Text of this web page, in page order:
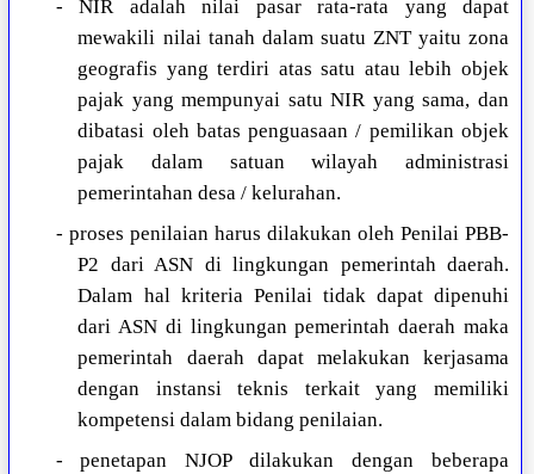
- NIR adalah nilai pasar rata-rata yang dapat
mewakili nilai tanah dalam suatu ZNT yaitu zona
geografis yang terdiri atas satu atau lebih objek
pajak yang mempunyai satu NIR yang sama, dan
dibatasi oleh batas penguasaan / pemilikan objek
pajak dalam satuan wilayah administrasi
pemerintahan desa / kelurahan.
- proses penilaian harus dilakukan oleh Penilai PBB-
P2 dari ASN di lingkungan pemerintah daerah.
Dalam hal kriteria Penilai tidak dapat dipenuhi
dari ASN di lingkungan pemerintah daerah maka
pemerintah daerah dapat melakukan kerjasama
dengan instansi teknis terkait yang memiliki
kompetensi dalam bidang penilaian.
- penetapan NJOP dilakukan dengan beberapa